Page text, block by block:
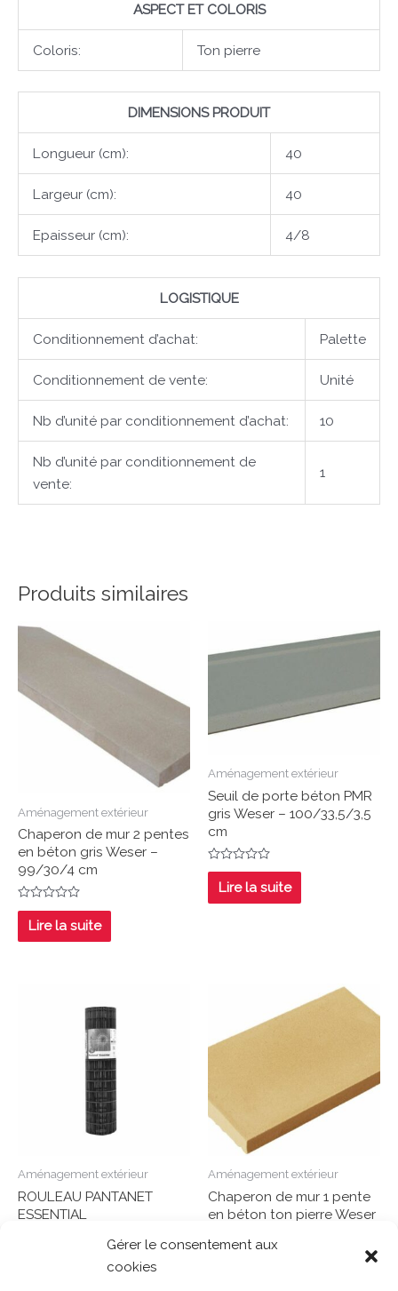
Gérer le consentement aux
cookies
ASPECT ET COLORIS
Coloris: Ton pierre
DIMENSIONS PRODUIT
Longueur (cm): 40
Largeur (cm): 40
Epaisseur (cm): 4/8
LOGISTIQUE
Conditionnement d’achat: Palette
Conditionnement de vente: Unité
Nb d’unité par conditionnement d’achat: 10
Nb d’unité par conditionnement de
vente:
1
Produits similaires
Aménagement extérieur
Chaperon de mur 2 pentes
en béton gris Weser –
99/30/4 cm
Note
sur
5
Lire la suite
Aménagement extérieur
Seuil de porte béton PMR
gris Weser – 100/33,5/3,5
cm
Note
sur
5
Lire la suite
Aménagement extérieur
ROULEAU PANTANET
ESSENTIAL
Aménagement extérieur
Chaperon de mur 1 pente
en béton ton pierre Weser